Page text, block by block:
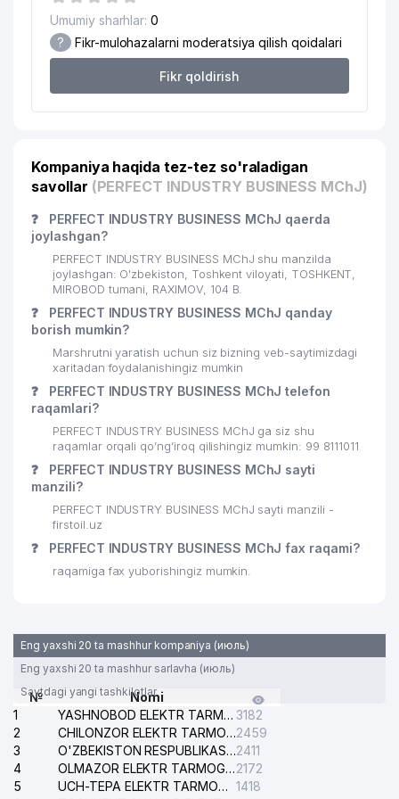
19
KORXONASI
20 262 м
21 TYRE UNIVERSAL SERVICE MChJ 305 м
23 ESTHER TECHNOLOGY MChJ 311 м
24 СП ООО MICROS PAK 313 м
25 ARXITEKTOR MChJ 320 м
26 RELIABLE TRADING GROUP MChJ
27
ABSOLVO BONA FIDES ADVOKATLIK
28 SARUS BIZNES SERVIS MChJ
29 RESSER MChJ
30 UBI CONSULTING MChJ 351 м
UBI CONSULTING MChJ
32 ULTRA INVEST STROY MChJ 357 м
33 UBI CONSULTING MChJ 358 м
36 DANADI SERVIS MChJ
37 MULTI TRANS TASHKENT MChJ
BONA-FIDES ADVOKATLIK FIRMASI
INLINE TRADE XUSUSIY
KORXONASI
Umumiy sharhlar: 0
? Fikr-mulohazalarni moderatsiya qilish qoidalari
Fikr qoldirish
Kompaniya haqida tez-tez so'raladigan
savollar (PERFECT INDUSTRY BUSINESS MChJ)
❓
PERFECT INDUSTRY BUSINESS MChJ qaerda
joylashgan?
PERFECT INDUSTRY BUSINESS MChJ shu manzilda
joylashgan: O'zbekiston, Toshkent viloyati, TOSHKENT,
MIROBOD tumani, RAXIMOV, 104 B.
❓
PERFECT INDUSTRY BUSINESS MChJ qanday
borish mumkin?
Marshrutni yaratish uchun siz bizning veb-saytimizdagi
xaritadan foydalanishingiz mumkin
❓
PERFECT INDUSTRY BUSINESS MChJ telefon
raqamlari?
PERFECT INDUSTRY BUSINESS MChJ ga siz shu
raqamlar orqali qo’ng’iroq qilishingiz mumkin: 99 8111011
❓
PERFECT INDUSTRY BUSINESS MChJ sayti
manzili?
PERFECT INDUSTRY BUSINESS MChJ sayti manzili -
firstoil.uz
❓ PERFECT INDUSTRY BUSINESS MChJ fax raqami?
raqamiga fax yuborishingiz mumkin.
Eng yaxshi 20 ta mashhur kompaniya (июль)
Eng yaxshi 20 ta mashhur sarlavha (июль)
Saytdagi yangi tashkilotlar
№
Nomi
1
YASHNOBOD ELEKTR TARMOG'I NOSOZLIKLARI XIZMATI 3182
2
CHILONZOR ELEKTR TARMOG'I NOSOZLIK XIZMATI2459
3
O'ZBEKISTON RESPUBLIKASI BOSH PROKURATURASI ISHONCH TELEFONI2411
4
OLMAZOR ELEKTR TARMOG'I NOSOZLIKLARI XIZMATI2172
5
UCH-TEPA ELEKTR TARMOG'I NOSOZLIKLARI XIZMATI 1418